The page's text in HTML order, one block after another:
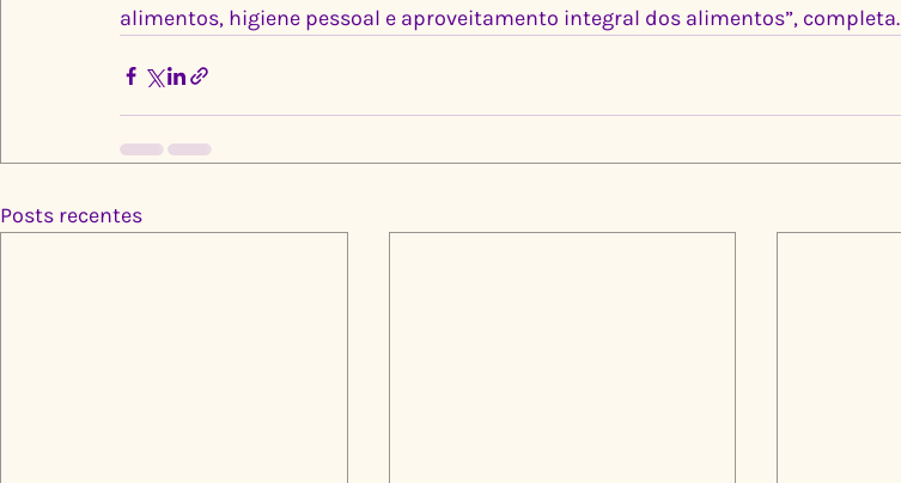
alimentos, higiene pessoal e aproveitamento integral dos alimentos”, completa.
Posts recentes